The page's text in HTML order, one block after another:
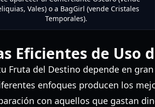
Vales) o a BagGirl (vende Cristales
Temporales).
Eficientes de Uso
Fruta del Destino depende en
enfoques producen los
con aquellos que gastan